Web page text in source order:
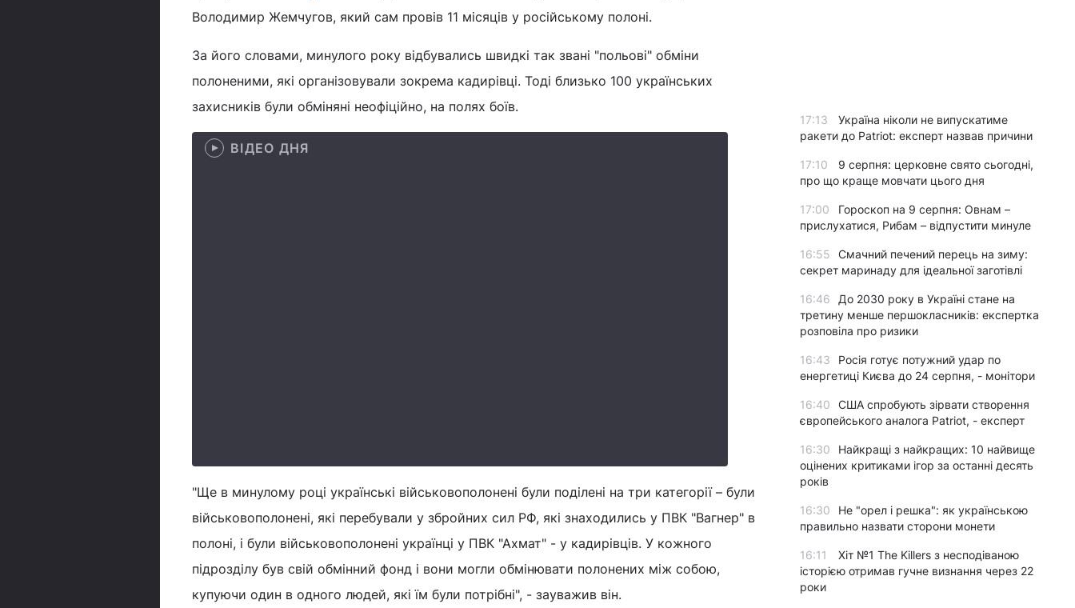
Володимир Жемчугов, який сам провів 11 місяців у російському полоні.
За його словами, минулого року відбувались швидкі так звані "польові" обміни
полоненими, які організовували зокрема кадирівці. Тоді близько 100 українських
захисників були обміняні неофіційно, на полях боїв.
ВІДЕО ДНЯ
"Ще в минулому році українські військовополонені були поділені на три категорії – були
військовополонені, які перебували у збройних сил РФ, які знаходились у ПВК "Вагнер" в
полоні, і були військовополонені українці у ПВК "Ахмат" - у кадирівців. У кожного
підрозділу був свій обмінний фонд і вони могли обмінювати полонених між собою,
купуючи один в одного людей, які їм були потрібні", - зауважив він.
17:13
Україна ніколи не випускатиме
ракети до Patriot: експерт назвав причини
17:10
9 серпня: церковне свято сьогодні,
про що краще мовчати цього дня
17:00
Гороскоп на 9 серпня: Овнам –
прислухатися, Рибам – відпустити минуле
16:55
Смачний печений перець на зиму:
секрет маринаду для ідеальної заготівлі
16:46
До 2030 року в Україні стане на
третину менше першокласників: експертка
розповіла про ризики
16:43
Росія готує потужний удар по
енергетиці Києва до 24 серпня, - монітори
16:40
США спробують зірвати створення
європейського аналога Patriot, - експерт
16:30
Найкращі з найкращих: 10 найвище
оцінених критиками ігор за останні десять
років
16:30
Не "орел і решка": як українською
правильно назвати сторони монети
16:11
Хіт №1 The Killers з несподіваною
історією отримав гучне визнання через 22
роки